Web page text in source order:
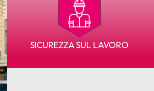
SICUREZZA SUL LAVORO